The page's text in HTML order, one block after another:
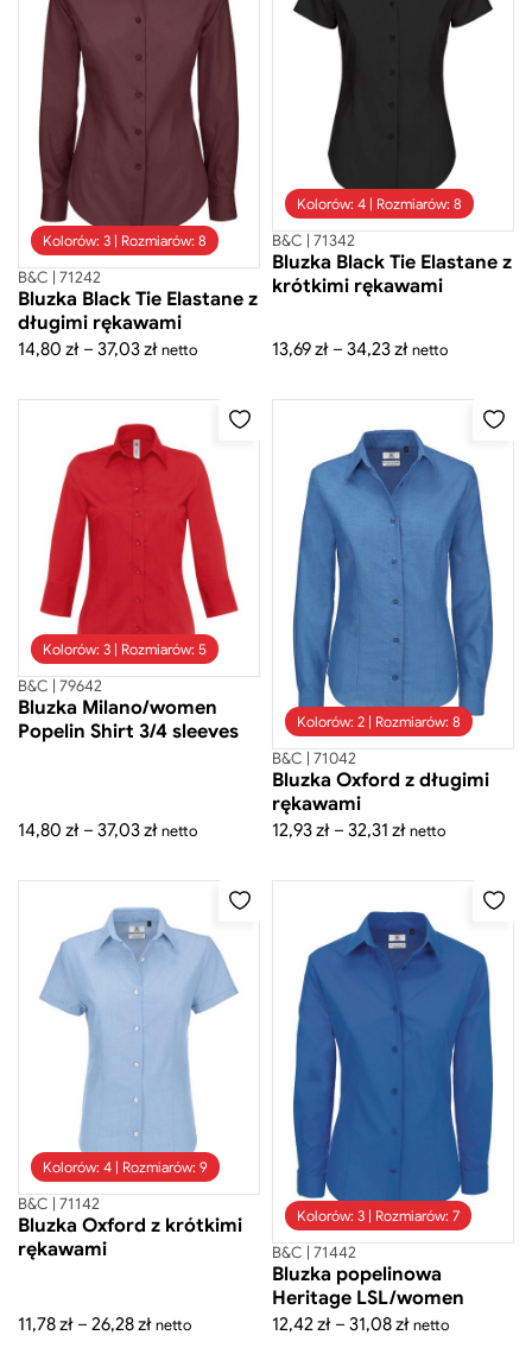
Szukaj
Odzież
Bluzy
Body
Czapki z daszkiem
Czapki zimowe
Dla dzieci
Koszulki
Koszulki polo
Kurtki
Odzież hotelowa
Odzież medyczna
Odzież robocza
Odzież sportowa
Odzież wierzchnia
Polary
Spodnie
Gadżety
Mini figurki
Ręczniki
Cena
Cena
minimalna
maksymalna
zł
Kolorów: 3 | Rozmiarów: 8
B&C | 71242
Bluzka Black Tie Elastane z
długimi rękawami
14,80 zł – 37,03złZakres
od
14,80 zł
do
37,03 zł
netto
Kolorów: 4 | Rozmiarów: 8
B&C | 71342
Bluzka Black Tie Elastane z
krótkimi rękawami
13,69zł – 34,23złZakres
od
13,69 zł
do
34,23 zł
netto
Kolorów: 3 | Rozmiarów: 5
B&C | 79642
Bluzka Milano/women
Popelin Shirt 3/4 sleeves
14,80 zł – 37,03złZakres
od
14,80 zł
do
37,03 zł
netto
Kolorów: 2 | Rozmiarów: 8
B&C | 71042
Bluzka Oxford z długimi
rękawami
12,93zł – 32,31 złZakres
od
12,93 zł
do
32,31 zł
netto
Kolorów: 4 | Rozmiarów: 9
B&C | 71142
Bluzka Oxford z krótkimi
rękawami
11,78zł – 26,28złZakres
netto
Kolorów: 3 | Rozmiarów: 7
B&C | 71442
Bluzka popelinowa
Heritage LSL/women
12,42zł – 31,08złZakres
netto